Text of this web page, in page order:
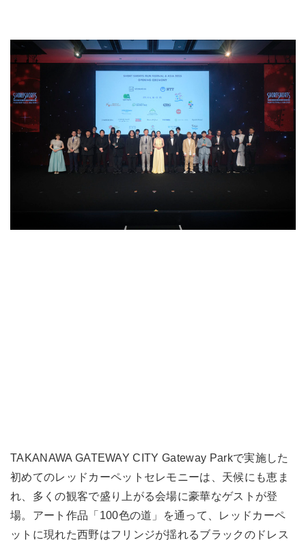
TAKANAWA GATEWAY CITY Gateway Parkで実施した
初めてのレッドカーペットセレモニーは、天候にも恵ま
れ、多くの観客で盛り上がる会場に豪華なゲストが登
場。アート作品「100色の道」を通って、レッドカーペ
ットに現れた西野はフリンジが揺れるブラックのドレス